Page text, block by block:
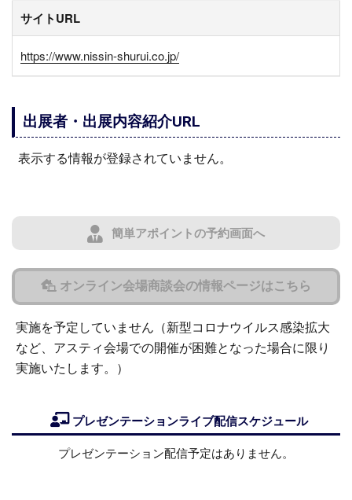
サイトURL
https://www.nissin-shurui.co.jp/
出展者・出展内容紹介URL
表示する情報が登録されていません。
簡単アポイントの予約画面へ
オンライン会場商談会の情報ページはこちら
実施を予定していません（新型コロナウイルス感染拡大
など、アスティ会場での開催が困難となった場合に限り
実施いたします。）
プレゼンテーションライブ配信スケジュール
プレゼンテーション配信予定はありません。